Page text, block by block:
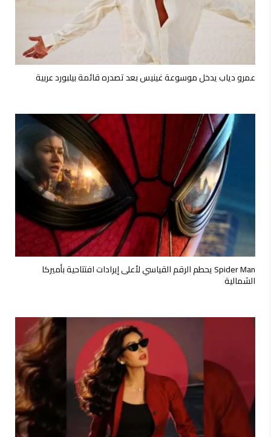
عمرو دياب يدخل موسوعة غينيس بعد تصدره قائمة بيلبورد عربية
Spider Man يحطم الرقم القياسي لأعلى إيرادات افتتاحية بأميركا
الشمالية